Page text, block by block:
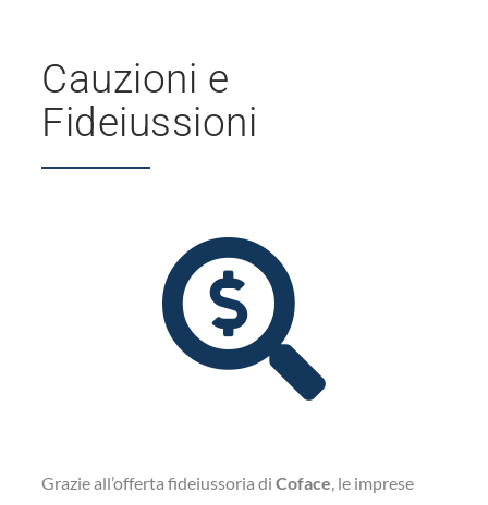
Cauzioni e
Fideiussioni
Grazie all’offerta fideiussoria diCoface , le imprese